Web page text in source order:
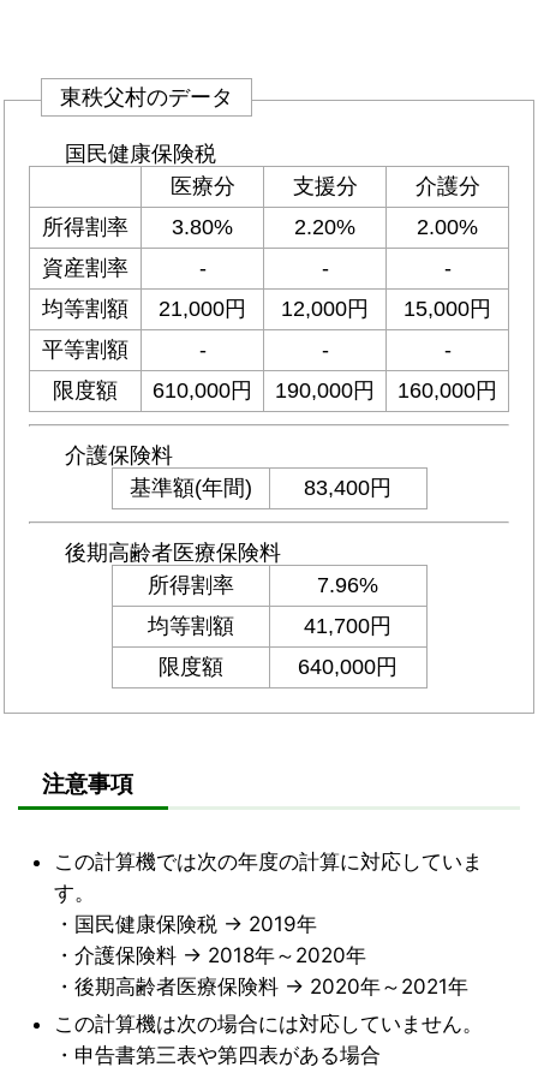
注意事項
この計算機では次の年度の計算に対応していま
す。
・国民健康保険税 → 2019年
・介護保険料 → 2018年～2020年
・後期高齢者医療保険料 → 2020年～2021年
この計算機は次の場合には対応していません。
・申告書第三表や第四表がある場合